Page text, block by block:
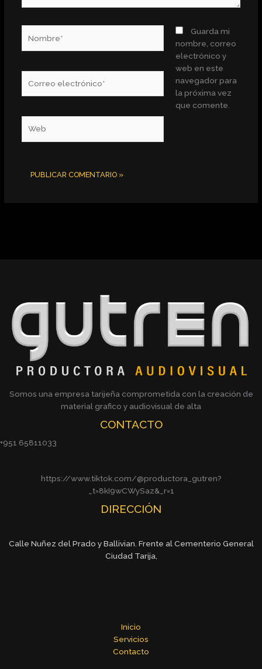
electrónico*
Guarda mi
nombre, correo
electrónico y
web en este
navegador para
la próxima vez
que comente.
Somos una empresa tarijeña comprometida con la creación de
material grafico y audiovisual de alta
CONTACTO
+951 65811033
https://www.tiktok.com/@productora_gutren?
_t=8kI9wCWySaz&_r=1
DIRECCIÓN
Calle Nuñez del Prado y Ballivian. Frente al Cementerio General
Ciudad Tarija,
Inicio
Servicios
Contacto